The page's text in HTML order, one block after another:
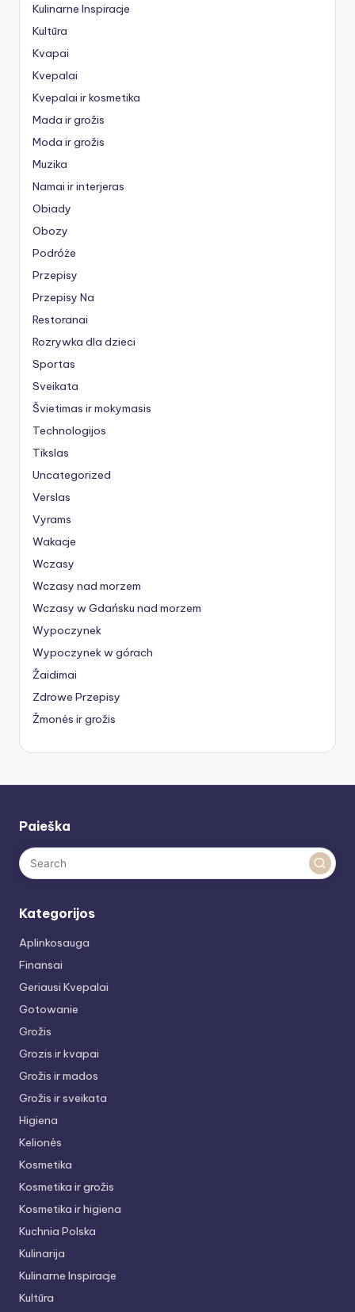
Kulinarne Inspiracje
Kultūra
Kvapai
Kvepalai
Kvepalai ir kosmetika
Mada ir grožis
Moda ir grožis
Muzika
Namai ir interjeras
Obiady
Obozy
Podróże
Przepisy
Przepisy Na
Restoranai
Rozrywka dla dzieci
Sportas
Sveikata
Švietimas ir mokymasis
Technologijos
Tikslas
Uncategorized
Verslas
Vyrams
Wakacje
Wczasy
Wczasy nad morzem
Wczasy w Gdańsku nad morzem
Wypoczynek
Wypoczynek w górach
Žaidimai
Zdrowe Przepisy
Žmonės ir grožis
Paieška
Kategorijos
Aplinkosauga
Finansai
Geriausi Kvepalai
Gotowanie
Grožis
Grozis ir kvapai
Grožis ir mados
Grožis ir sveikata
Higiena
Kelionės
Kosmetika
Kosmetika ir grožis
Kosmetika ir higiena
Kuchnia Polska
Kulinarija
Kulinarne Inspiracje
Kultūra